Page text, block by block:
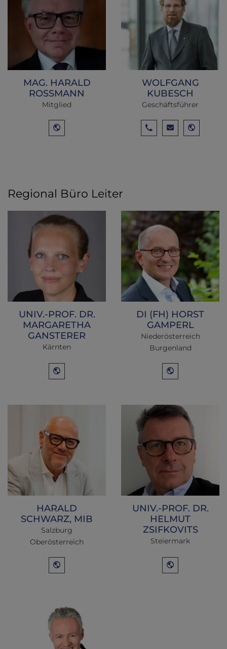
MAG. HARALD
ROSSMANN
Mitglied
WOLFGANG
KUBESCH
Geschäftsführer
Regional Büro Leiter
UNIV.-PROF. DR.
MARGARETHA
GANSTERER
Kärnten
DI (FH) HORST
GAMPERL
Niederösterreich
Burgenland
HARALD
SCHWARZ, MIB
Salzburg
Oberösterreich
UNIV.-PROF. DR.
HELMUT
ZSIFKOVITS
Steiermark